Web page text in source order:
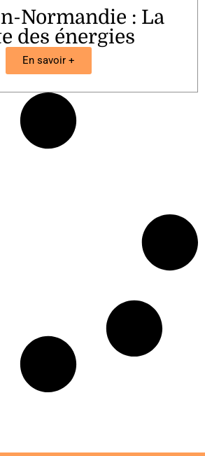
Normandie : La
des énergies
En savoir +